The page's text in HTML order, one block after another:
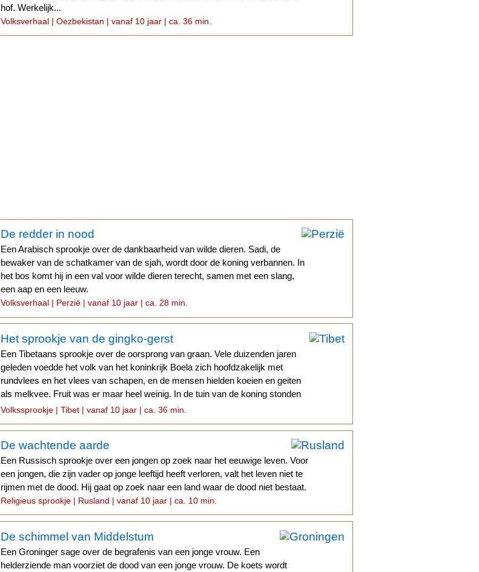
hof. Werkelijk...
Volksverhaal | Oezbekistan | vanaf 10 jaar | ca. 36 min.
De redder in nood
Een Arabisch sprookje over de dankbaarheid van wilde dieren. Sadi, de
bewaker van de schatkamer van de sjah, wordt door de koning verbannen. In
het bos komt hij in een val voor wilde dieren terecht, samen met een slang,
een aap en een leeuw.
Volksverhaal | Perzië | vanaf 10 jaar | ca. 28 min.
Het sprookje van de gingko-gerst
Een Tibetaans sprookje over de oorsprong van graan. Vele duizenden jaren
geleden voedde het volk van het koninkrijk Boela zich hoofdzakelijk met
rundvlees en het vlees van schapen, en de mensen hielden koeien en geiten
als melkvee. Fruit was er maar heel weinig. In de tuin van de koning stonden
slechts enkele bomen...
Volkssprookje | Tibet | vanaf 10 jaar | ca. 36 min.
De wachtende aarde
Een Russisch sprookje over een jongen op zoek naar het eeuwige leven. Voor
een jongen, die zijn vader op jonge leeftijd heeft verloren, valt het leven niet te
rijmen met de dood. Hij gaat op zoek naar een land waar de dood niet bestaat.
Religieus sprookje | Rusland | vanaf 10 jaar | ca. 10 min.
De schimmel van Middelstum
Een Groninger sage over de begrafenis van een jonge vrouw. Een
helderziende man voorziet de dood van een jonge vrouw. De koets wordt